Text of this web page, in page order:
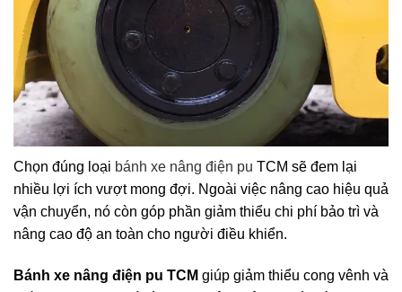
Chọn đúng loại bánh xe nâng điện pu TCM sẽ đem lại
nhiều lợi ích vượt mong đợi. Ngoài việc nâng cao hiệu quả
vận chuyển, nó còn góp phần giảm thiểu chi phí bảo trì và
nâng cao độ an toàn cho người điều khiển.
Bánh xe nâng điện pu TCM giúp giảm thiểu cong vênh và